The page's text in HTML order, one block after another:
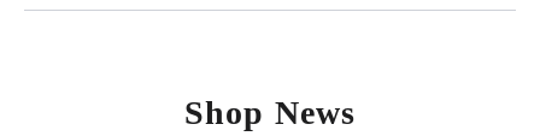
Shop News